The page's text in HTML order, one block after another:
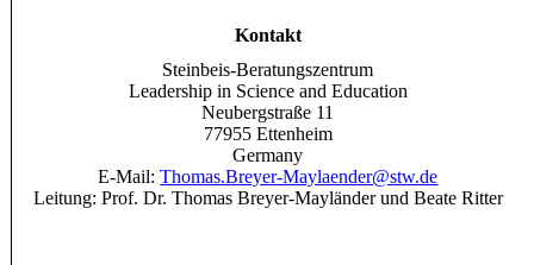
Kontakt
Steinbeis-Beratungszentrum
Leadership in Science and Education
Neubergstraße 11
77955 Ettenheim
Germany
E-Mail:Thomas.Breyer-Maylaender@stw.de
Leitung: Prof. Dr. Thomas Breyer-Mayländer und Beate Ritter